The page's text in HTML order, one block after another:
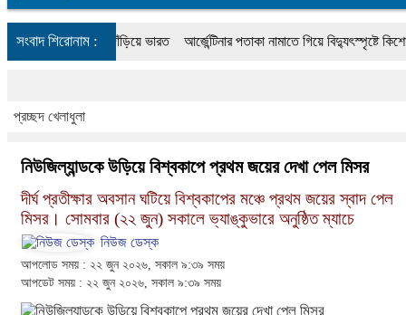
সংবাদ শিরোনাম :
কোথায় দাঁড়িয়ে ভারত আর্জেন্টিনার পতাকা নামাতে গিয়ে বিদ্যুৎস্পৃষ্টে কিশোরের
প্রচ্ছদ খেলাধুলা
নিউজিল্যান্ডকে উড়িয়ে বিশ্বকাপে প্রথম জয়ের দেখা পেল মিসর
দীর্ঘ প্রতীক্ষার অবসান ঘটিয়ে বিশ্বকাপের মঞ্চে প্রথম জয়ের স্বাদ পেল
মিসর। সোমবার (২২ জুন) সকালে ভ্যাঙ্কুভারে অনুষ্ঠিত ম্যাচে
নিউজ ডেস্ক
আপলোড সময় : ২২ জুন ২০২৬, সকাল ৯:৩৯ সময়
আপডেট সময় : ২২ জুন ২০২৬, সকাল ৯:৩৯ সময়